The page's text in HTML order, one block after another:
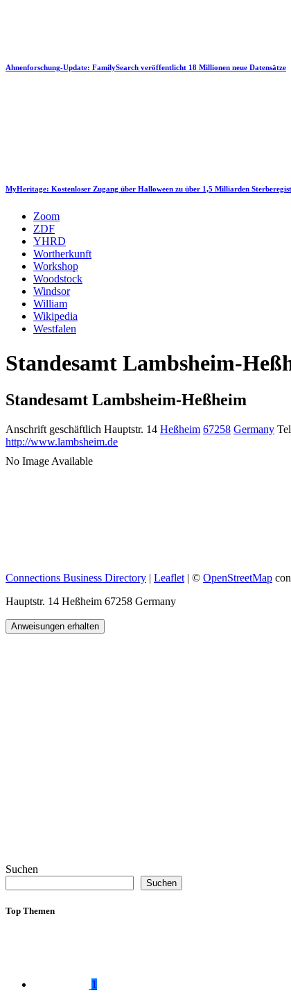
Ahnenforschung-Update: FamilySearch veröffentlicht 18 Millionen neue Datensätze
MyHeritage: Kostenloser Zugang über Halloween zu über 1,5 Milliarden
Zoom
ZDF
YHRD
Wortherkunft
Workshop
Woodstock
Windsor
William
Wikipedia
Westfalen
Standesamt Lambsheim-
Standesamt Lambsheim-Heßheim
Anschrift geschäftlich Hauptstr. 14 Heßheim 67258 Germany
http://www.lambsheim.de
No Image Available
Connections Business Directory | Leaflet | © OpenStreetMap
Hauptstr. 14 Heßheim 67258 Germany
Anweisungen erhalten
Suchen
Suchen
Top Themen
1